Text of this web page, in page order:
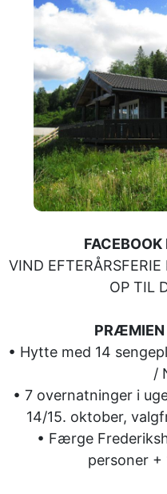
FACEBOOK
VIND
OP TIL
PRÆMIEN
• Hytte med 14
/
• 7 overnatninger i
14/15. oktober,
• Færge
personer +